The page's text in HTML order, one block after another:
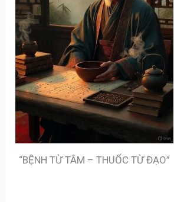
“BỆNH TỪ TÂM – THUỐC TỪ ĐẠO”